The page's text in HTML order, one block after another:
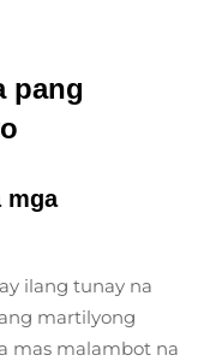
pang
mga
ilang tunay na
martilyong
mas malambot na